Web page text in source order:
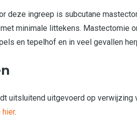
deze ingreep is subcutane
minimale littekens. Mastectomie
en tepelhof en in veel gevallen
uitsluitend uitgevoerd op
hier.